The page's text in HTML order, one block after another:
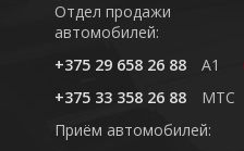
Отдел продажи
автомобилей:
+375 29 658 26 88
A1
+375 33 358 26 88
MTC
Приём автомобилей: